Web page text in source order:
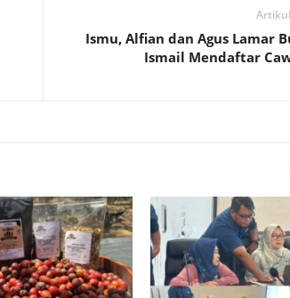
Ismu, Alfian dan Agus Lamar
Ismail Mendaftar